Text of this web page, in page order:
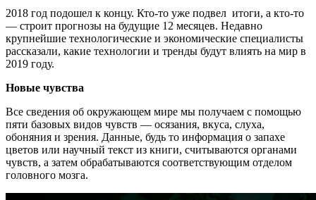
2018 год подошел к концу. Кто-то уже подвел итоги, а кто-то
— строит прогнозы на будущие 12 месяцев. Недавно
крупнейшие технологические и экономические специалисты
рассказали, какие технологии и тренды будут влиять на мир в
2019 году.
Новые чувства
Все сведения об окружающем мире мы получаем с помощью
пяти базовых видов чувств — осязания, вкуса, слуха,
обоняния и зрения. Данные, будь то информация о запахе
цветов или научный текст из книги, считываются органами
чувств, а затем обрабатываются соответствующим отделом
головного мозга.